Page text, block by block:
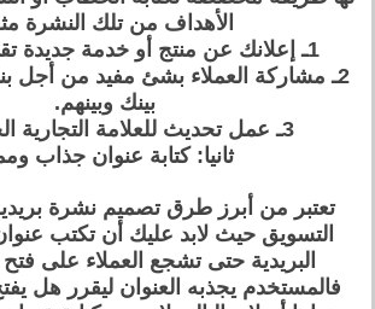
الأهداف من تلك النشرة
1ـ إعلانك عن منتج أو خدمة جديدة تقدمها للعملاء.
2ـ مشاركة العملاء بشئ مفيد من أجل
بينك وبينهم.
3ـ عمل تحديث للعلامة التجارية الخاصة بك.
ثانيا: كتابة عنوان جذاب
تعتبر من أبرز طرق تصميم نشرة
التسويق حيث لابد عليك أن تكتب
البريدية حتى تشجع العملاء على
فالمستخدم يجذبه العنوان ليقرر هل يفتح